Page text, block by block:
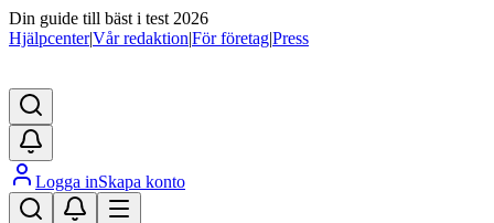
Din guide till bäst i test 2026
Hjälpcenter|Vår redaktion|För företag|Press
Logga inSkapa konto